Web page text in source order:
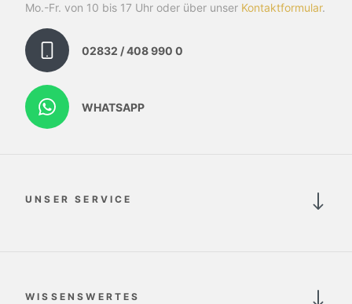
Mo.-Fr. von 10 bis 17 Uhr oder über unser Kontaktformular.
02832 / 408 990 0
WHATSAPP
UNSER SERVICE
WISSENSWERTES